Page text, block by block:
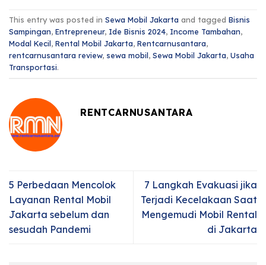
This entry was posted in Sewa Mobil Jakarta and tagged Bisnis
Sampingan, Entrepreneur, Ide Bisnis 2024, Income Tambahan,
Modal Kecil, Rental Mobil Jakarta, Rentcarnusantara,
rentcarnusantara review, sewa mobil, Sewa Mobil Jakarta, Usaha
Transportasi.
RENTCARNUSANTARA
5 Perbedaan Mencolok
Layanan Rental Mobil
Jakarta sebelum dan
sesudah Pandemi
7 Langkah Evakuasi jika
Terjadi Kecelakaan Saat
Mengemudi Mobil Rental
di Jakarta